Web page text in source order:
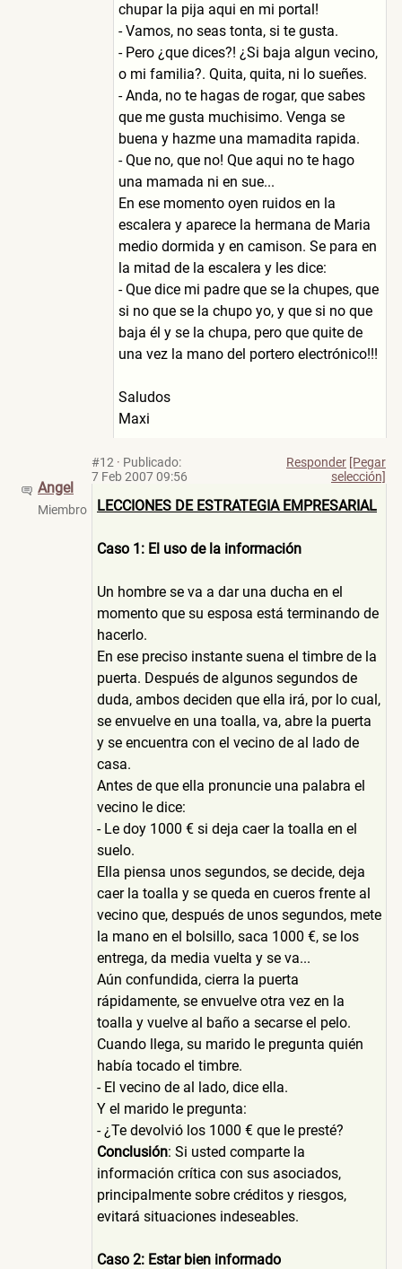
chupar la pija aqui en mi portal!
- Vamos, no seas tonta, si te gusta.
- Pero ¿que dices?! ¿Si baja algun vecino,
o mi familia?. Quita, quita, ni lo sueñes.
- Anda, no te hagas de rogar, que sabes
que me gusta muchisimo. Venga se
buena y hazme una mamadita rapida.
- Que no, que no! Que aqui no te hago
una mamada ni en sue...
En ese momento oyen ruidos en la
escalera y aparece la hermana de Maria
medio dormida y en camison. Se para en
la mitad de la escalera y les dice:
- Que dice mi padre que se la chupes, que
si no que se la chupo yo, y que si no que
baja él y se la chupa, pero que quite de
una vez la mano del portero electrónico!!!
Saludos
Maxi
Angel
Miembro
#12 · Publicado:
7 Feb 2007 09:56
Responder [Pegar
selección]
LECCIONES DE ESTRATEGIA EMPRESARIAL
Caso 1: El uso de la información
Un hombre se va a dar una ducha en el
momento que su esposa está terminando de
hacerlo.
En ese preciso instante suena el timbre de la
puerta. Después de algunos segundos de
duda, ambos deciden que ella irá, por lo cual,
se envuelve en una toalla, va, abre la puerta
y se encuentra con el vecino de al lado de
casa.
Antes de que ella pronuncie una palabra el
vecino le dice:
- Le doy 1000 € si deja caer la toalla en el
suelo.
Ella piensa unos segundos, se decide, deja
caer la toalla y se queda en cueros frente al
vecino que, después de unos segundos, mete
la mano en el bolsillo, saca 1000 €, se los
entrega, da media vuelta y se va...
Aún confundida, cierra la puerta
rápidamente, se envuelve otra vez en la
toalla y vuelve al baño a secarse el pelo.
Cuando llega, su marido le pregunta quién
había tocado el timbre.
- El vecino de al lado, dice ella.
Y el marido le pregunta:
- ¿Te devolvió los 1000 € que le presté?
Conclusión: Si usted comparte la
información crítica con sus asociados,
principalmente sobre créditos y riesgos,
evitará situaciones indeseables.
Caso 2: Estar bien informado